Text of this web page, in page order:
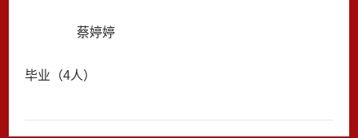
蔡婷婷
毕业（4人）